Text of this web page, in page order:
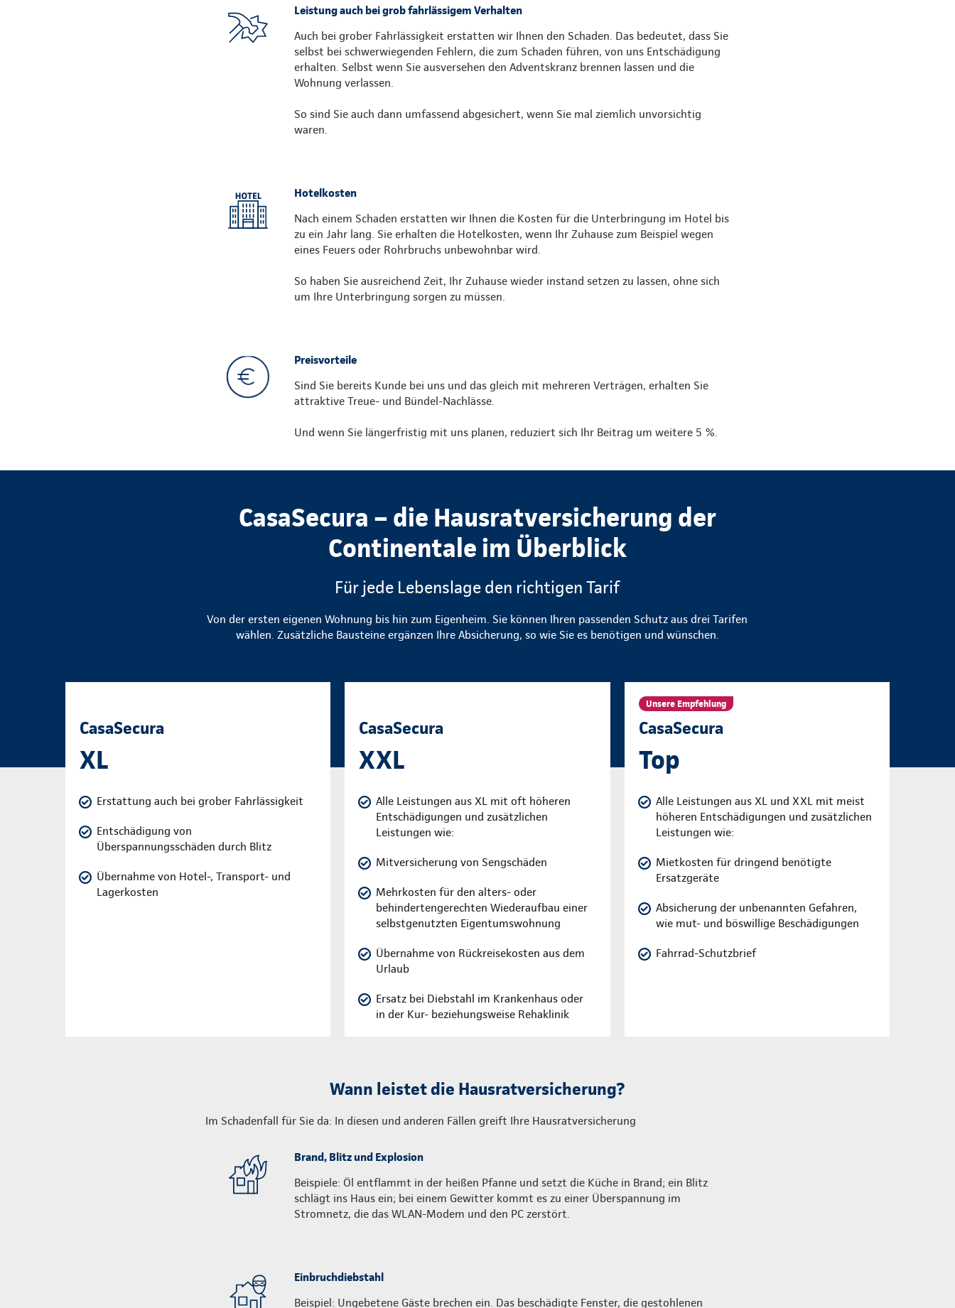
Leistung auch bei grob fahrlässigem Verhalten
Auch bei grober Fahrlässigkeit erstatten wir Ihnen den Schaden. Das bedeutet, dass Sie
selbst bei schwerwiegenden Fehlern, die zum Schaden führen, von uns Entschädigung
erhalten. Selbst wenn Sie ausversehen den Adventskranz brennen lassen und die
Wohnung verlassen.
So sind Sie auch dann umfassend abgesichert, wenn Sie mal ziemlich unvorsichtig
waren.
Hotelkosten
Nach einem Schaden erstatten wir Ihnen die Kosten für die Unterbringung im Hotel bis
zu ein Jahr lang. Sie erhalten die Hotelkosten, wenn Ihr Zuhause zum Beispiel wegen
eines Feuers oder Rohrbruchs unbewohnbar wird.
So haben Sie ausreichend Zeit, Ihr Zuhause wieder instand setzen zu lassen, ohne sich
um Ihre Unterbringung sorgen zu müssen.
Preisvorteile
Sind Sie bereits Kunde bei uns und das gleich mit mehreren Verträgen, erhalten Sie
attraktive Treue- und Bündel-Nachlässe.
Und wenn Sie längerfristig mit uns planen, reduziert sich Ihr Beitrag um weitere 5 %.
CasaSecura – die Hausratversicherung der
Continentale im Überblick
Für jede Lebenslage den richtigen Tarif
Von der ersten eigenen Wohnung bis hin zum Eigenheim. Sie können Ihren passenden Schutz aus drei Tarifen
wählen. Zusätzliche Bausteine ergänzen Ihre Absicherung, so wie Sie es benötigen und wünschen.
CasaSecura
XL
Erstattung auch bei grober Fahrlässigkeit
Entschädigung von
Überspannungsschäden durch Blitz
Übernahme von Hotel-, Transport- und
Lagerkosten
CasaSecura
XXL
Alle Leistungen aus XL mit oft höheren
Entschädigungen und zusätzlichen
Leistungen wie:
Mitversicherung von Sengschäden
Mehrkosten für den alters- oder
behindertengerechten Wiederaufbau einer
selbstgenutzten Eigentumswohnung
Übernahme von Rückreisekosten aus dem
Urlaub
Ersatz bei Diebstahl im Krankenhaus oder
in der Kur- beziehungsweise Rehaklinik
Unsere Empfehlung
CasaSecura
Top
Alle Leistungen aus XL und XXL mit meist
höheren Entschädigungen und zusätzlichen
Leistungen wie:
Mietkosten für dringend benötigte
Ersatzgeräte
Absicherung der unbenannten Gefahren,
wie mut- und böswillige Beschädigungen
Fahrrad-Schutzbrief
Wann leistet die Hausratversicherung?
Im Schadenfall für Sie da: In diesen und anderen Fällen greift Ihre Hausratversicherung
Brand, Blitz und Explosion
Beispiele: Öl entflammt in der heißen Pfanne und setzt die Küche in Brand; ein Blitz
schlägt ins Haus ein; bei einem Gewitter kommt es zu einer Überspannung im
Stromnetz, die das WLAN-Modem und den PC zerstört.
Einbruchdiebstahl
Beispiel: Ungebetene Gäste brechen ein. Das beschädigte Fenster, die gestohlenen